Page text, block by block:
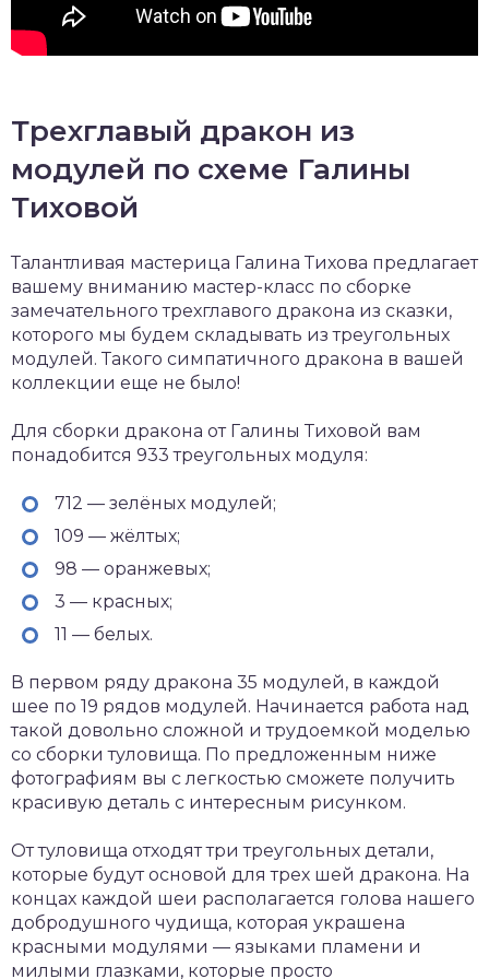
Трехглавый дракон из
модулей по схеме Галины
Тиховой
Талантливая мастерица Галина Тихова предлагает
вашему вниманию мастер-класс по сборке
замечательного трехглавого дракона из сказки,
которого мы будем складывать из треугольных
модулей. Такого симпатичного дракона в вашей
коллекции еще не было!
Для сборки дракона от Галины Тиховой вам
понадобится 933 треугольных модуля:
712 — зелёных модулей;
109 — жёлтых;
98 — оранжевых;
3 — красных;
11 — белых.
В первом ряду дракона 35 модулей, в каждой
шее по 19 рядов модулей. Начинается работа над
такой довольно сложной и трудоемкой моделью
со сборки туловища. По предложенным ниже
фотографиям вы с легкостью сможете получить
красивую деталь с интересным рисунком.
От туловища отходят три треугольных детали,
которые будут основой для трех шей дракона. На
концах каждой шеи располагается голова нашего
добродушного чудища, которая украшена
красными модулями — языками пламени и
милыми глазками, которые просто